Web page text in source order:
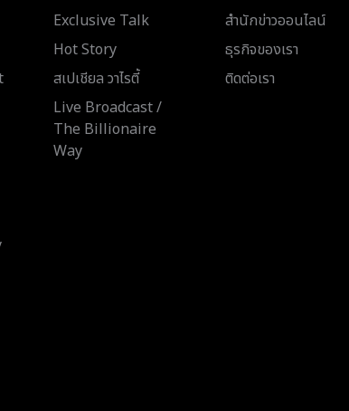
Exclusive Talk
Hot Story
สเปเชียล วาไรตี้
Live Broadcast /
The Billionaire
Way
สำนักข่าวออนไลน์
ธุรกิจของเรา
ติดต่อเรา